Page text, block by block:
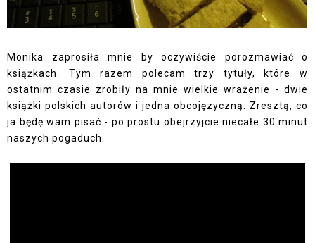
Monika zaprosiła mnie by oczywiście porozmawiać o
książkach. Tym razem polecam trzy tytuły, które w
ostatnim czasie zrobiły na mnie wielkie wrażenie - dwie
książki polskich autorów i jedna obcojęzyczną. Zresztą, co
ja będę wam pisać - po prostu obejrzyjcie niecałe 30 minut
naszych pogaduch.